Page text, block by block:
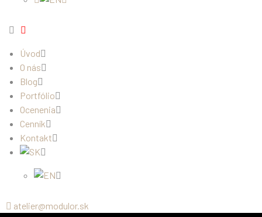
Úvod
O nás
Blog
Portfólio
Ocenenia
Cenník
Kontakt
atelier@modulor.sk